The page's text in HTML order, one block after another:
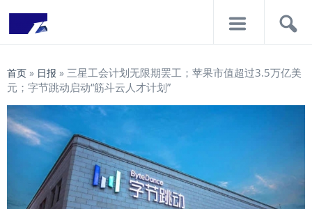
首页 » 日报 » 三星工会计划无限期罢工；苹果市值超过3.5万亿美
元；字节跳动启动“筋斗云人才计划”